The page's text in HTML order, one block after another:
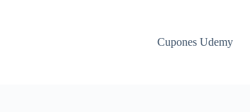
Cupones Udemy